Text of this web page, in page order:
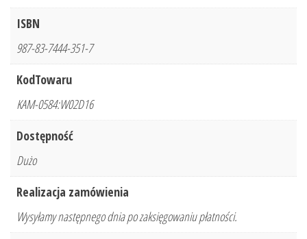
ISBN
987-83-7444-351-7
KodTowaru
KAM-0584:W02D16
Dostępność
Dużo
Realizacja zamówienia
Wysyłamy następnego dnia po zaksięgowaniu płatności.